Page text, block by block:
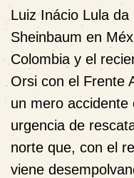
Luiz Inácio Lula
Sheinbaum en
Colombia y el
Orsi con el Frente
un mero accidente
urgencia de
norte que, con el
viene